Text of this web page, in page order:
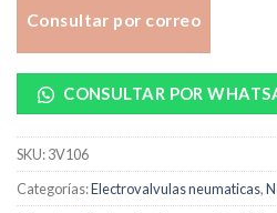
Consultar por correo
CONSULTAR POR
SKU:3V106
Categorías:Electrovalvulas neumaticas,